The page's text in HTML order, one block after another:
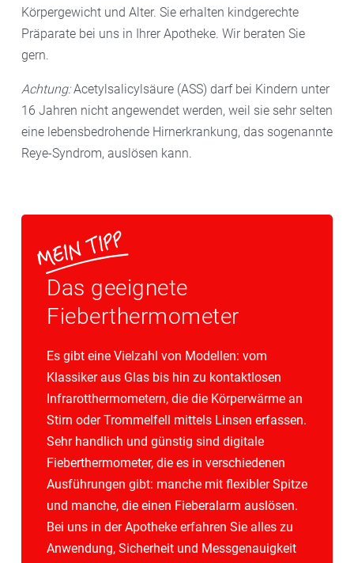
Körpergewicht und Alter. Sie erhalten kindgerechte
Präparate bei uns in Ihrer Apotheke. Wir beraten Sie
gern.
Achtung:Acetylsalicylsäure (ASS) darf bei Kindern unter
16 Jahren nicht angewendet werden, weil sie sehr selten
eine lebensbedrohende Hirnerkrankung, das sogenannte
Reye-Syndrom, auslösen kann.
Das geeignete
Fieberthermometer
Es gibt eine Vielzahl von Modellen: vom
Klassiker aus Glas bis hin zu kontaktlosen
Infrarotthermometern, die die Körperwärme an
Stirn oder Trommelfell mittels Linsen erfassen.
Sehr handlich und günstig sind digitale
Fieberthermometer, die es in verschiedenen
Ausführungen gibt: manche mit flexibler Spitze
und manche, die einen Fieberalarm auslösen.
Bei uns in der Apotheke erfahren Sie alles zu
Anwendung, Sicherheit und Messgenauigkeit